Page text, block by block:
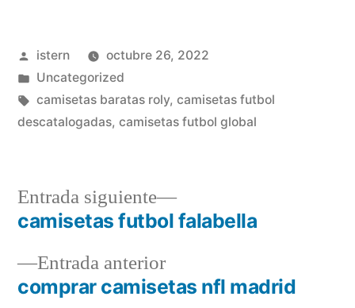
Publicado
por
istern
octubre 26, 2022
Publicado
en
Uncategorized
Etiquetas:
camisetas baratas roly, camisetas futbol
descatalogadas, camisetas futbol global
Navegación
deEntrada anteriorEntrada
anterior:
comprar camisetas nfl madrid
Entrada siguiente
Entrada
siguiente:
camisetas futbol falabella